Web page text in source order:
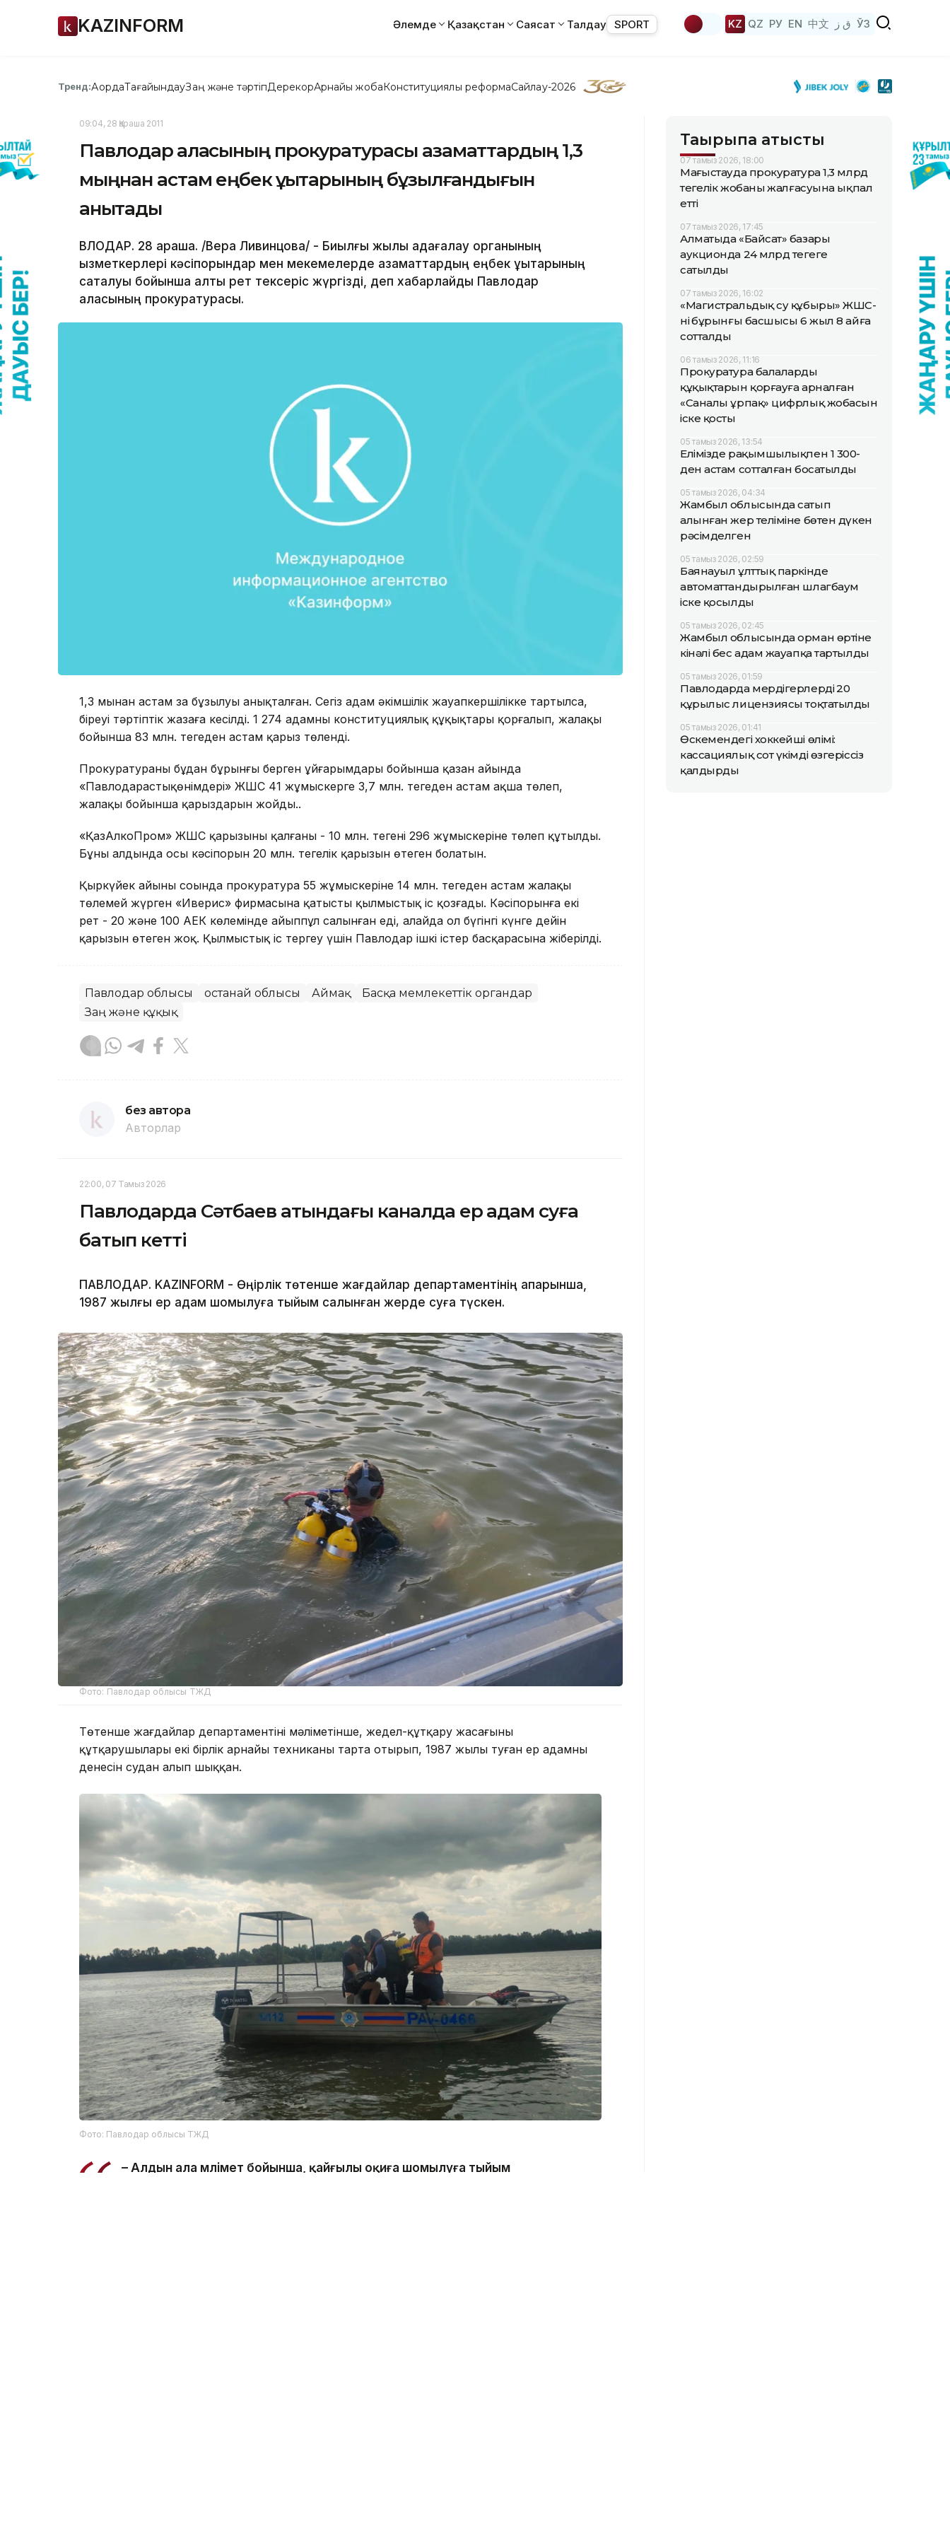
KAZINFORM Әлемде Қазақстан Саясат Талдау SPORT KZ QZ РУ EN 中文 ق ز ЎЗ
Тренд:АқордаТағайындауЗаң және тәртіпДерекқорАрнайы жобаКонституциялық реформаСайлау-2026
09:04, 28 Қараша 2011
Павлодар қаласының прокуратурасы азаматтардың 1,3
мыңнан астам еңбек құқықтарының бұзылғандығын
анықтады
ВЛОДАР. 28 қараша. /Вера Ливинцова/ - Биылғы жылы қадағалау органының
қызметкерлері кәсіпорындар мен мекемелерде азаматтардың еңбек құқықтарының
сақталуы бойынша алты рет тексеріс жүргізді, деп хабарлайды Павлодар
қаласының прокуратурасы.
1,3 мыңнан астам заң бұзылуы анықталған. Сегіз адам әкімшілік жауапкершілікке тартылса,
біреуі тәртіптік жазаға кесілді. 1 274 адамның конституциялық құқықтары қорғалып, жалақы
бойынша 83 млн. теңгеден астам қарыз төленді.
Прокуратураның бұдан бұрынғы берген ұйғарымдары бойынша қазан айында
«Павлодарастықөнімдері» ЖШС 41 жұмыскерге 3,7 млн. теңгеден астам ақша төлеп,
жалақы бойынша қарыздарын жойды..
«ҚазАлкоПром» ЖШС қарызының қалғаны - 10 млн. теңгені 296 жұмыскеріне төлеп құтылды.
Бұның алдында осы кәсіпорын 20 млн. теңгелік қарызын өтеген болатын.
Қыркүйек айының соңында прокуратура 55 жұмыскеріне 14 млн. теңгеден астам жалақы
төлемей жүрген «Иверис» фирмасына қатысты қылмыстық іс қозғады. Кәсіпорынға екі
рет - 20 және 100 АЕК көлемінде айыппұл салынған еді, алайда ол бүгінгі күнге дейін
қарызын өтеген жоқ. Қылмыстық іс тергеу үшін Павлодар ішкі істер басқарасына жіберілді.
Павлодар облысы Қостанай облысы Аймақ
Басқа мемлекеттік органдар
Заң және құқық
без автора
Авторлар
22:00, 07 Тамыз 2026
Павлодарда Сәтбаев атындағы каналда ер адам суға
батып кетті
ПАВЛОДАР. KAZINFORM - Өңірлік төтенше жағдайлар департаментінің ақпарынша,
1987 жылғы ер адам шомылуға тыйым салынған жерде суға түскен.
Фото: Павлодар облысы ТЖД
Төтенше жағдайлар департаментінің мәліметінше, жедел-құтқару жасағының
құтқарушылары екі бірлік арнайы техниканы тарта отырып, 1987 жылы туған ер адамның
денесін судан алып шыққан.
Фото: Павлодар облысы ТЖД
– Алдын ала мәлімет бойынша, қайғылы оқиға шомылуға тыйым
Тақырыпқа қатысты
07 тамыз 2026, 18:00
Маңғыстауда прокуратура 1,3 млрд
теңгелік жобаның жалғасуына ықпал
етті
07 тамыз 2026, 17:45
Алматыда «Байсат» базары
аукционда 24 млрд теңгеге
сатылды
07 тамыз 2026, 16:02
«Магистральдық су құбыры» ЖШС-
нің бұрынғы басшысы 6 жыл 8 айға
сотталды
06 тамыз 2026, 11:16
Прокуратура балалардың
құқықтарын қорғауға арналған
«Саналы ұрпақ» цифрлық жобасын
іске қосты
05 тамыз 2026, 13:54
Елімізде рақымшылықпен 1 300-
ден астам сотталған босатылды
05 тамыз 2026, 04:34
Жамбыл облысында сатып
алынған жер теліміне бөтен дүкен
рәсімделген
05 тамыз 2026, 02:59
Баянауыл ұлттық паркінде
автоматтандырылған шлагбаум
іске қосылды
05 тамыз 2026, 02:45
Жамбыл облысында орман өртіне
кінәлі бес адам жауапқа тартылды
05 тамыз 2026, 01:59
Павлодарда мердігерлердің 20
құрылыс лицензиясы тоқтатылды
05 тамыз 2026, 01:41
Өскемендегі хоккейші өлімі:
кассациялық сот үкімді өзгеріссіз
қалдырды